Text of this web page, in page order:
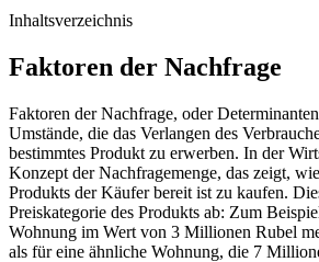
Inhaltsverzeichnis
Faktoren der Nachfrage
Faktoren der Nachfrage, oder
Umstände, die das Verlangen des
bestimmtes Produkt zu erwerben. In der
Konzept der Nachfragemenge, das zeigt,
Produkts der Käufer bereit ist zu kaufen.
Preiskategorie des Produkts ab: Zum
Wohnung im Wert von 3 Millionen Rubel
als für eine ähnliche Wohnung, die 7